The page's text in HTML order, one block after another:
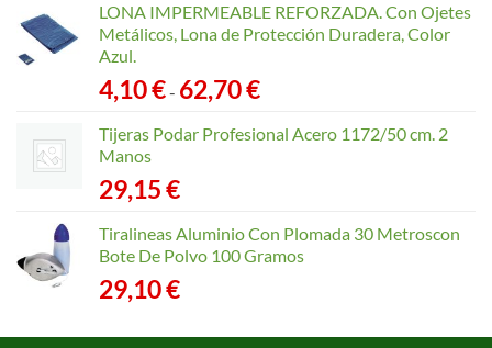
LONA IMPERMEABLE REFORZADA. Con Ojetes
Metálicos, Lona de Protección Duradera, Color
Azul.
4,10€- 62,70€Rango
precios:
Tijeras Podar Profesional Acero 1172/50 cm. 2
Manos
29,15€
Tiralineas Aluminio Con Plomada 30 Metroscon
Bote De Polvo 100 Gramos
29,10€